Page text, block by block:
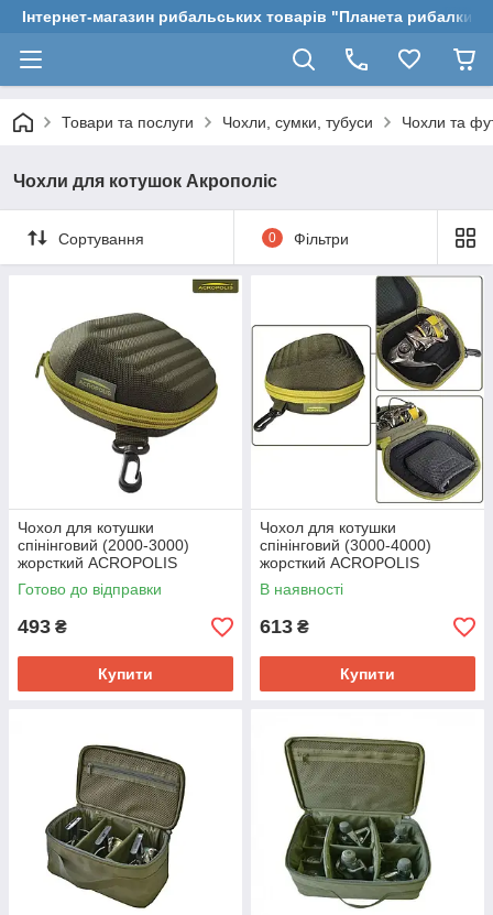
Інтернет-магазин рибальських товарів "Планета рибалки"
Товари та послуги Чохли, сумки, тубуси Чохли та
Чохли для котушок Акрополіс
Сортування 0 Фільтри
Чохол для котушки
спінінговий (2000-3000)
жорсткий ACROPOLIS
ФБК-10
Готово до відправки
493 ₴
Купити
Чохол для котушки
спінінговий (3000-4000)
жорсткий ACROPOLIS
ФБК-10
В наявності
613 ₴
Купити